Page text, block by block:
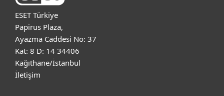
ESET Türkiye
Papirus Plaza,
Ayazma Caddesi No: 37
Kat: 8 D: 14 34406
Kağıthane/İstanbul
İletişim